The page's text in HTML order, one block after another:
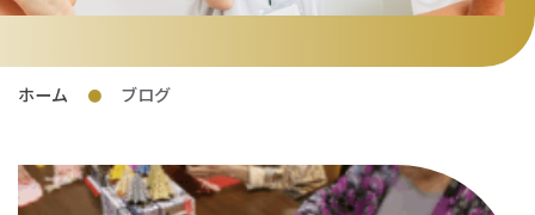
ホーム ● ブログ